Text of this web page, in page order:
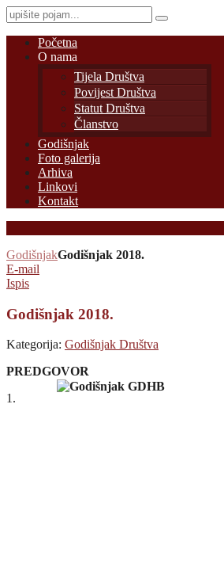
Početna
O nama
Tijela Društva
Povijest Društva
Statut Društva
Članstvo
Godišnjak
Foto galerija
Arhiva
Linkovi
Kontakt
GodišnjakGodišnjak 2018.
E-mail
Ispis
Godišnjak 2018.
Kategorija: Godišnjak Društva
PREDGOVOR
1.